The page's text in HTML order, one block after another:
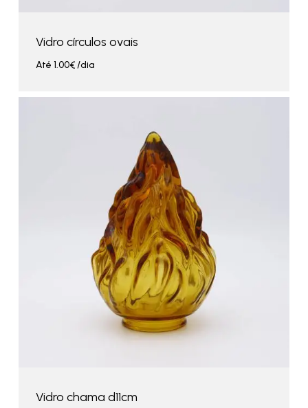
Vidro círculos ovais
Até 1.00€/dia
Vidro chama d11cm